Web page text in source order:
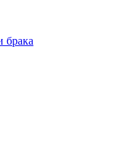
брака